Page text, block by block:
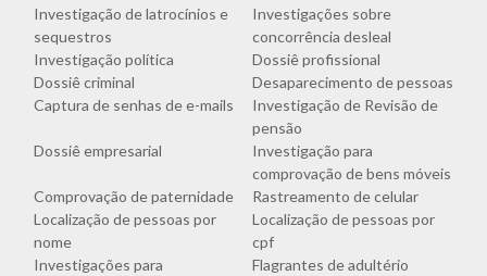
Investigação de latrocínios e
sequestros
Investigações sobre
concorrência desleal
Investigação política
Dossiê profissional
Dossiê criminal
Desaparecimento de pessoas
Captura de senhas de e-mails
Investigação de Revisão de
pensão
Dossiê empresarial
Investigação para
comprovação de bens móveis
Comprovação de paternidade
Rastreamento de celular
Localização de pessoas por
nome
Localização de pessoas por
cpf
Investigações para
Flagrantes de adultério